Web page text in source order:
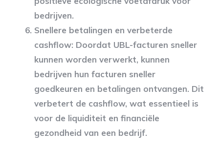
bedrijven.
Snellere betalingen en verbeterde
cashflow: Doordat UBL-facturen sneller
kunnen worden verwerkt, kunnen
bedrijven hun facturen sneller
goedkeuren en betalingen ontvangen. Dit
verbetert de cashflow, wat essentieel is
voor de liquiditeit en financiële
gezondheid van een bedrijf.